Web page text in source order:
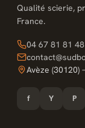
Qualité scierie,
France.
04 67 81 81 48
Avèze
f Y P